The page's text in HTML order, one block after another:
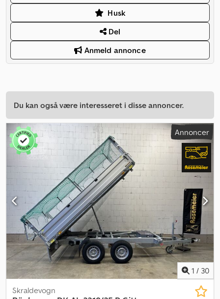
Husk
Del
Anmeld annonce
Du kan også være interesseret i disse annoncer.
Annoncer
1 / 30
Skraldevogn